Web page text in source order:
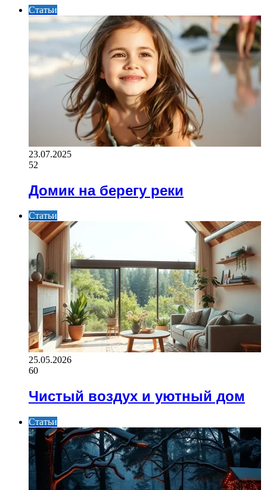
Статьи
23.07.2025
52
Домик на берегу реки
Статьи
25.05.2026
60
Чистый воздух и уютный дом
Статьи